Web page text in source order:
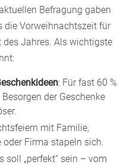
Befragung gaben
die Vorweihnachtszeit für
des Jahres. Als wichtigste
: Für fast 60 %
der Geschenke
mit Familie,
oder Firma stapeln sich.
soll „perfekt“ sein – vom